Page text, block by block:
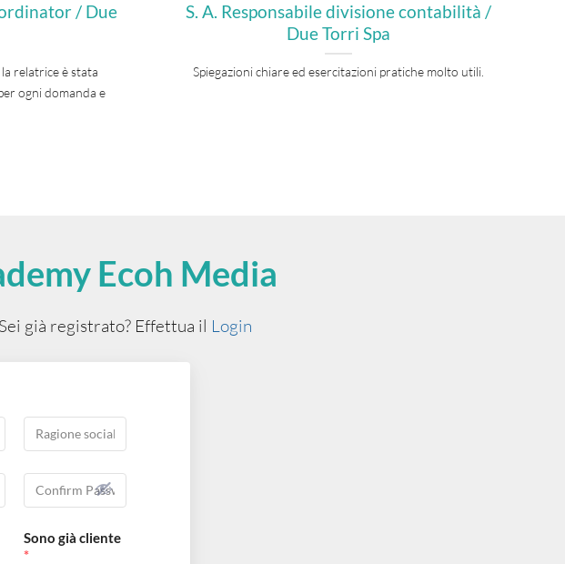
/ Due
relatrice è stata
ogni domanda e
S. A. Responsabile divisione contabilità /
Due Torri Spa
Spiegazioni chiare ed esercitazioni pratiche molto utili.
Ecoh Media
già registrato? Effettua il Login
Sono già cliente
*